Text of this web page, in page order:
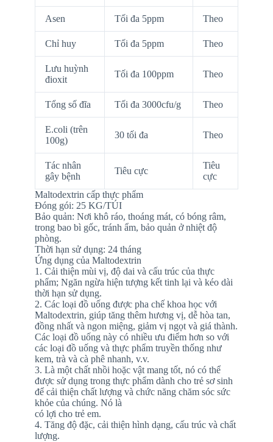
Asen Tối đa 5ppm Theo
Chỉ huy Tối đa 5ppm Theo
Lưu huỳnh
đioxit
Tối đa 100ppm Theo
Tổng số đĩa Tối đa 3000cfu/g Theo
E.coli (trên
100g)
30 tối đa Theo
Tác nhân
gây bệnh
Tiêu cực
Tiêu
cực
Maltodextrin cấp thực phẩm
Đóng gói: 25 KG/TÚI
Bảo quản: Nơi khô ráo, thoáng mát, có bóng râm,
trong bao bì gốc, tránh ẩm, bảo quản ở nhiệt độ
phòng.
Thời hạn sử dụng: 24 tháng
Ứng dụng của Maltodextrin
1. Cải thiện mùi vị, độ dai và cấu trúc của thực
phẩm; Ngăn ngừa hiện tượng kết tinh lại và kéo dài
thời hạn sử dụng.
2. Các loại đồ uống được pha chế khoa học với
Maltodextrin, giúp tăng thêm hương vị, dễ hòa tan,
đồng nhất và ngon miệng, giảm vị ngọt và giá thành.
Các loại đồ uống này có nhiều ưu điểm hơn so với
các loại đồ uống và thực phẩm truyền thống như
kem, trà và cà phê nhanh, v.v.
3. Là một chất nhồi hoặc vật mang tốt, nó có thể
được sử dụng trong thực phẩm dành cho trẻ sơ sinh
để cải thiện chất lượng và chức năng chăm sóc sức
khỏe của chúng. Nó là
có lợi cho trẻ em.
4. Tăng độ đặc, cải thiện hình dạng, cấu trúc và chất
lượng.